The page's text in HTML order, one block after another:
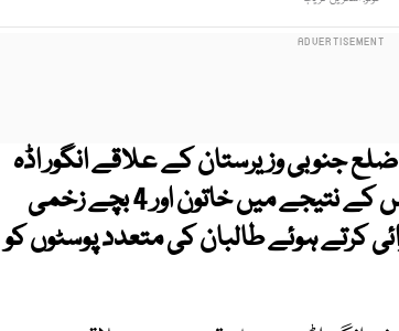
جنوبی وزیرستان کے علاقے انگور اڈہ
میں شہری آبادی پر پھر بزدلانہ حملہ کیا، جس کے نتیجے میں خاتون اور 4 بچے زخمی
کرتے ہوئے طالبان کی متعدد پوسٹوں کو